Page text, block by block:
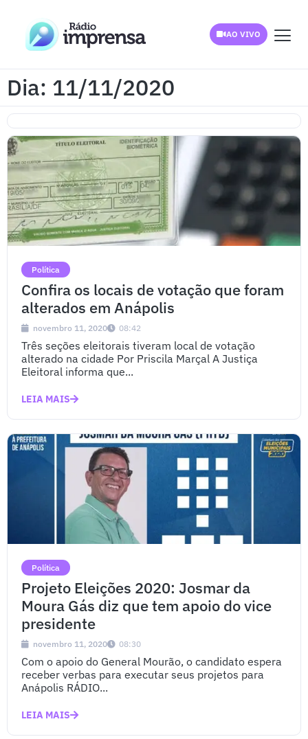
AO VIVO
Dia: 11/11/2020
Política
Confira os locais de votação que foram
alterados em Anápolis
novembro 11, 2020 08:42
Três seções eleitorais tiveram local de votação
alterado na cidade Por Priscila Marçal A Justiça
Eleitoral informa que...
LEIA MAIS
Política
Projeto Eleições 2020: Josmar da
Moura Gás diz que tem apoio do vice
presidente
novembro 11, 2020 08:30
Com o apoio do General Mourão, o candidato espera
receber verbas para executar seus projetos para
Anápolis RÁDIO...
LEIA MAIS